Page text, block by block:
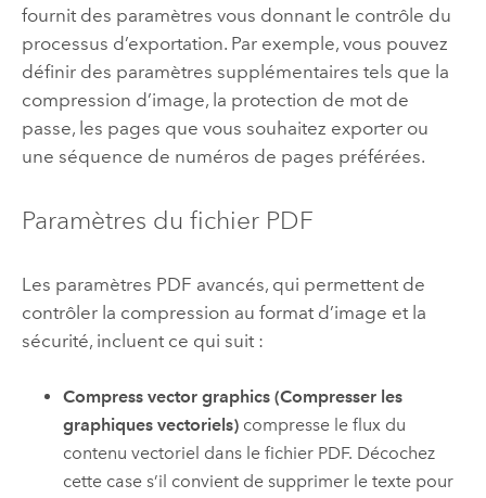
fournit des paramètres vous donnant le contrôle du
processus d’exportation. Par exemple, vous pouvez
définir des paramètres supplémentaires tels que la
compression d’image, la protection de mot de
passe, les pages que vous souhaitez exporter ou
une séquence de numéros de pages préférées.
Paramètres du fichier PDF
Les paramètres PDF avancés, qui permettent de
contrôler la compression au format d’image et la
sécurité, incluent ce qui suit :
Compress vector graphics (Compresser les
graphiques vectoriels) compresse le flux du
contenu vectoriel dans le fichier PDF. Décochez
cette case s’il convient de supprimer le texte pour